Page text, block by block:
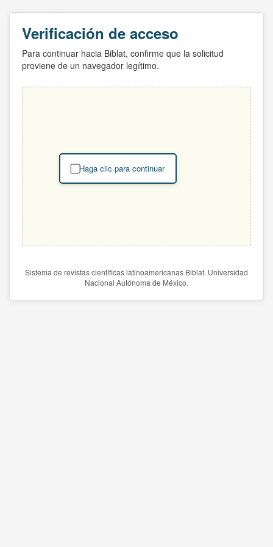
Verificación de acceso
Para continuar hacia Biblat, confirme que la solicitud
proviene de un navegador legítimo.
Haga clic para continuar
Sistema de revistas científicas latinoamericanas Biblat. Universidad
Nacional Autónoma de México.